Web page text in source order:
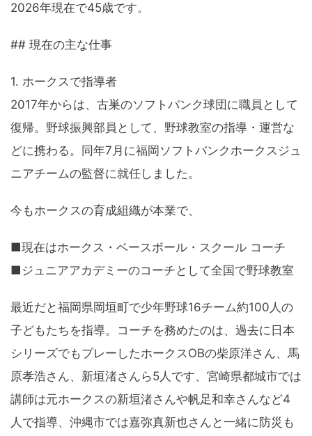
2026年現在で45歳です。
## 現在の主な仕事
1. ホークスで指導者
2017年からは、古巣のソフトバンク球団に職員として
復帰。野球振興部員として、野球教室の指導・運営な
どに携わる。同年7月に福岡ソフトバンクホークスジュ
ニアチームの監督に就任しました。
今もホークスの育成組織が本業で、
■現在はホークス・ベースボール・スクール コーチ
■ジュニアアカデミーのコーチとして全国で野球教室
最近だと福岡県岡垣町で少年野球16チーム約100人の
子どもたちを指導。コーチを務めたのは、過去に日本
シリーズでもプレーしたホークスOBの柴原洋さん、馬
原孝浩さん、新垣渚さんら5人です、宮崎県都城市では
講師は元ホークスの新垣渚さんや帆足和幸さんなど4
人で指導、沖縄市では嘉弥真新也さんと一緒に防災も